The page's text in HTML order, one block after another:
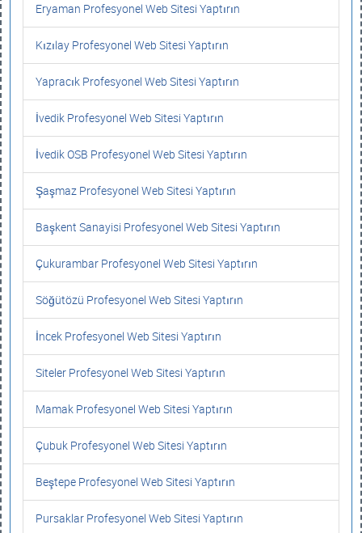
Eryaman Profesyonel Web Sitesi Yaptırın
Kızılay Profesyonel Web Sitesi Yaptırın
Yapracık Profesyonel Web Sitesi Yaptırın
İvedik Profesyonel Web Sitesi Yaptırın
İvedik OSB Profesyonel Web Sitesi Yaptırın
Şaşmaz Profesyonel Web Sitesi Yaptırın
Başkent Sanayisi Profesyonel Web Sitesi Yaptırın
Çukurambar Profesyonel Web Sitesi Yaptırın
Söğütözü Profesyonel Web Sitesi Yaptırın
İncek Profesyonel Web Sitesi Yaptırın
Siteler Profesyonel Web Sitesi Yaptırın
Mamak Profesyonel Web Sitesi Yaptırın
Çubuk Profesyonel Web Sitesi Yaptırın
Beştepe Profesyonel Web Sitesi Yaptırın
Pursaklar Profesyonel Web Sitesi Yaptırın